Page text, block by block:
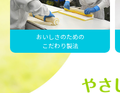
おいしさのための
こだわり製法